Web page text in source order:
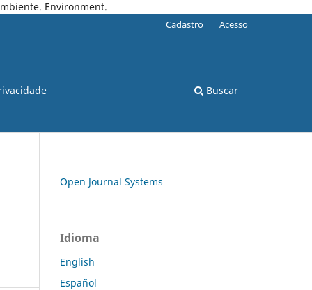
Environment.
Buscar
Cadastro Acesso
Open Journal Systems
Idioma
English
Español